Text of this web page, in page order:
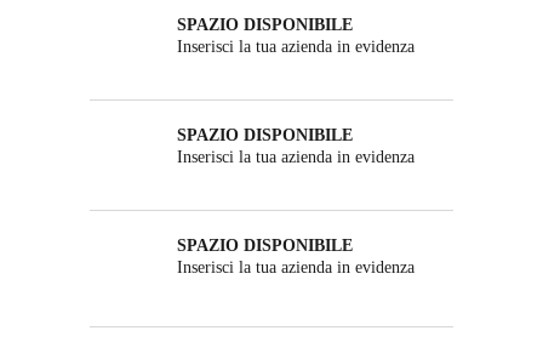
SPAZIO DISPONIBILE
Inserisci la tua azienda in evidenza
SPAZIO DISPONIBILE
Inserisci la tua azienda in evidenza
SPAZIO DISPONIBILE
Inserisci la tua azienda in evidenza